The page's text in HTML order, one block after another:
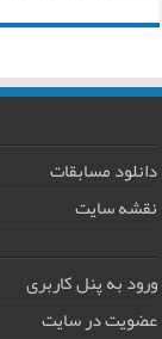
دانلود مسابقات
نقشه سایت
ورود به پنل کاربری
عضویت در سایت